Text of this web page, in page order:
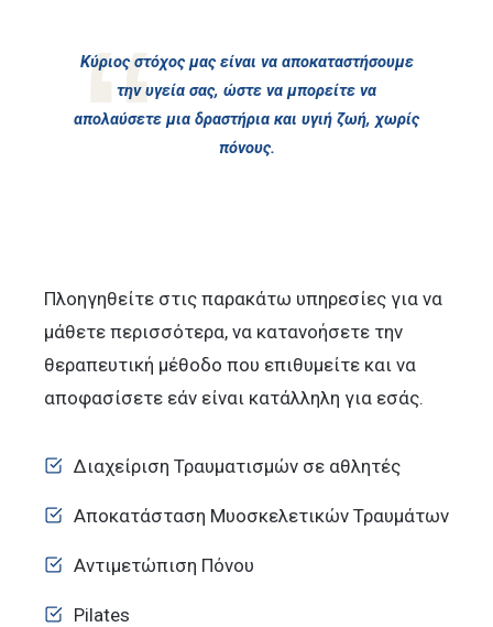
Κύριος στόχος μας είναι να αποκαταστήσουμε
την υγεία σας, ώστε να μπορείτε να
απολαύσετε μια δραστήρια και υγιή ζωή, χωρίς
πόνους.
Πλοηγηθείτε στις παρακάτω υπηρεσίες για να
μάθετε περισσότερα, να κατανοήσετε την
θεραπευτική μέθοδο που επιθυμείτε και να
αποφασίσετε εάν είναι κατάλληλη για εσάς.
Διαχείριση Τραυματισμών σε αθλητές
Αποκατάσταση Μυοσκελετικών Τραυμάτων
Αντιμετώπιση Πόνου
Pilates